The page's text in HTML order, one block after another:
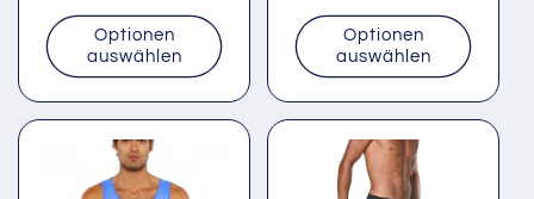
Optionen
auswählen
Preis
Optionen
auswählen